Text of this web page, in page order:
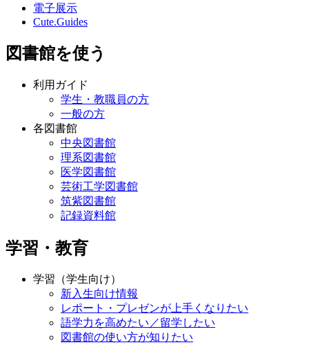
電子展示
Cute.Guides
図書館を使う
利用ガイド
学生・教職員の方
一般の方
各図書館
中央図書館
理系図書館
医学図書館
芸術工学図書館
筑紫図書館
記録資料館
学習・教育
学習（学生向け）
新入生向け情報
レポート・プレゼンが上手くなりたい
語学力を高めたい／留学したい
図書館の使い方が知りたい